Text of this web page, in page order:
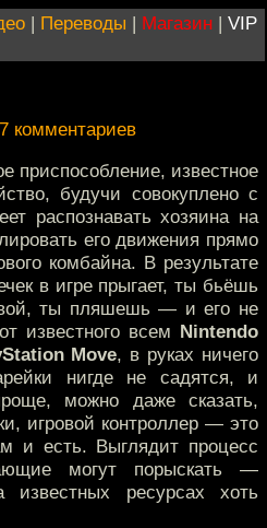
| Переводы | Магазин | VIP
комментариев
приспособление, известное
будучи совокуплено с
распознавать хозяина на
его движения прямо
комбайна. В результате
в игре прыгает, ты бьёшь
ты пляшешь — и его не
известного всем Nintendo
Move, в руках ничего
нигде не садятся, и
можно даже сказать,
игровой контроллер — это
и есть. Выглядит процесс
могут порыскать —
ресурсах хоть